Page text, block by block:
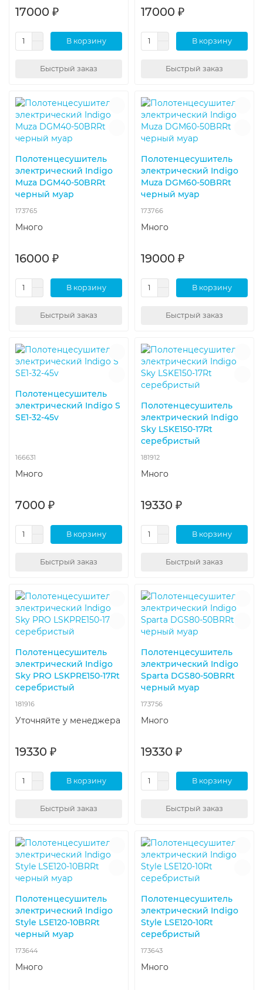
17000 ₽
В корзину
Быстрый заказ
17000 ₽
В корзину
Быстрый заказ
Полотенцесушитель
электрический Indigo
Muza DGM40-50BRRt
черный муар
173765
Много
16000 ₽
В корзину
Быстрый заказ
Полотенцесушитель
электрический Indigo
Muza DGM60-50BRRt
черный муар
173766
Много
19000 ₽
В корзину
Быстрый заказ
Полотенцесушитель
электрический Indigo S
SE1-32-45v
166631
Много
7000 ₽
В корзину
Быстрый заказ
Полотенцесушитель
электрический Indigo
Sky LSKE150-17Rt
серебристый
181912
Много
19330 ₽
В корзину
Быстрый заказ
Полотенцесушитель
электрический Indigo
Sky PRO LSKPRE150-17Rt
серебристый
181916
Уточняйте у менеджера
19330 ₽
В корзину
Быстрый заказ
Полотенцесушитель
электрический Indigo
Sparta DGS80-50BRRt
черный муар
173756
Много
19330 ₽
В корзину
Быстрый заказ
Полотенцесушитель
электрический Indigo
Style LSE120-10BRRt
черный муар
173644
Много
Полотенцесушитель
электрический Indigo
Style LSE120-10Rt
серебристый
173643
Много